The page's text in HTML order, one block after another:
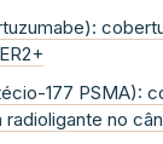
177 PSMA):
radioligante no